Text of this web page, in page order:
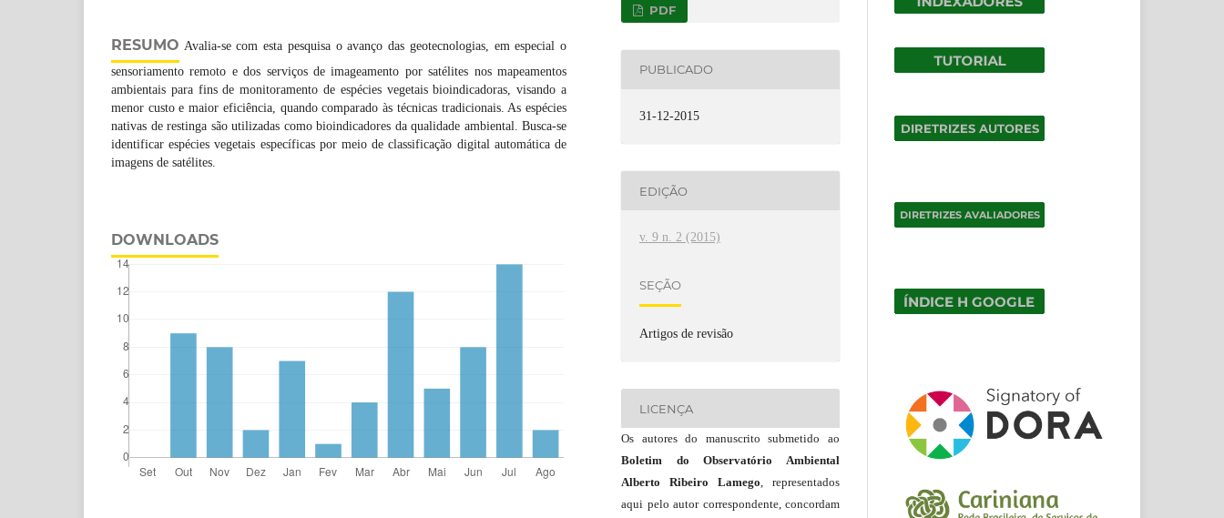
RESUMO Avalia-se com esta pesquisa o avanço das geotecnologias, em especial o
sensoriamento remoto e dos serviços de imageamento por satélites nos mapeamentos
ambientais para fins de monitoramento de espécies vegetais bioindicadoras, visando a
menor custo e maior eficiência, quando comparado às técnicas tradicionais. As espécies
nativas de restinga são utilizadas como bioindicadores da qualidade ambiental. Busca-se
identificar espécies vegetais específicas por meio de classificação digital automática de
imagens de satélites.
DOWNLOADS
PDF
PUBLICADO
31-12-2015
EDIÇÃO
v. 9 n. 2 (2015)
SEÇÃO
Artigos de revisão
LICENÇA
Os autores do manuscrito submetido ao
Boletim do Observatório Ambiental
Alberto Ribeiro Lamego, representados
aqui pelo autor correspondente, concordam